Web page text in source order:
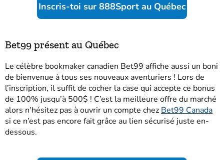
Inscris-toi sur 888Sport au Québec
Bet99 présent au Québec
Le célèbre bookmaker canadien Bet99 affiche aussi un boni
de bienvenue à tous ses nouveaux aventuriers ! Lors de
l’inscription, il suffit de cocher la case qui accepte ce bonus
de 100% jusqu’à 500$ ! C’est la meilleure offre du marché
alors n’hésitez pas à ouvrir un compte chez Bet99 Canada
si ce n’est pas encore fait grâce au lien sécurisé juste en-
dessous.